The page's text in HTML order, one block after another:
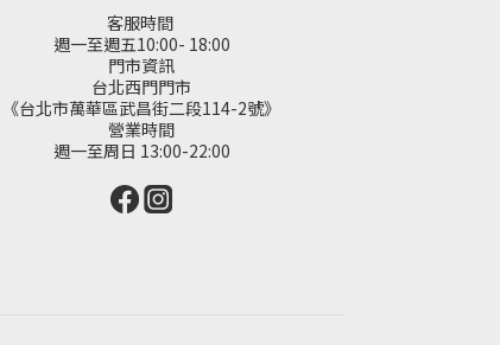
客服時間
週一至週五10:00- 18:00
門市資訊
台北西門門市
《台北市萬華區武昌街二段114-2號》
營業時間
週一至周日 13:00-22:00